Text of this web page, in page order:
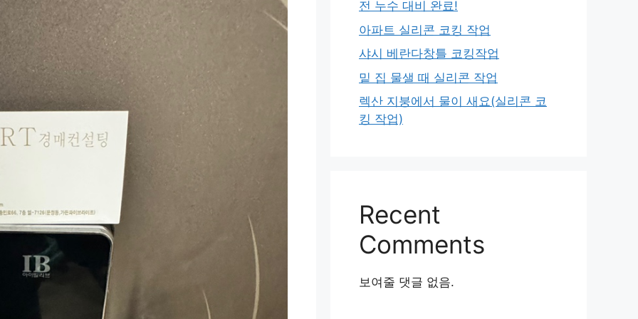
전 누수 대비 완료!
아파트 실리콘 코킹 작업
샤시 베란다창틀 코킹작업
밑 집 물샐 때 실리콘 작업
렉산 지붕에서 물이 새요(실리콘 코
킹 작업)
Recent
Comments
보여줄 댓글 없음.